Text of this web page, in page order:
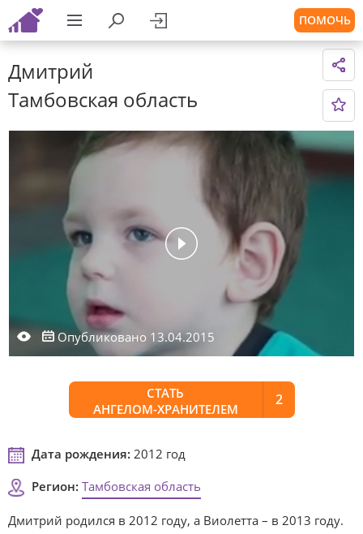
ПОМОЧЬ
Дмитрий
Тамбовская область
Опубликовано 13.04.2015
СТАТЬ
АНГЕЛОМ-ХРАНИТЕЛЕМ
2
Дата рождения: 2012 год
Регион: Тамбовская область
Дмитрий родился в 2012 году, а Виолетта – в 2013 году.